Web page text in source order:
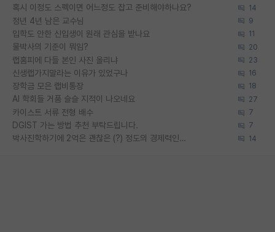
혹시 이정도 스펙이면 어느정도 잡고 준비해야하나요? 14
정년 4년 남은 교수님 9
입학도 안한 신입생이 원래 관심을 받나요 11
물박사의 기준이 뭐임? 20
랩홈피에 다들 본인 사진 올리냐 23
신생랩가지말라는 이유가 있었구나 16
장학금 모은 랩비통장 18
AI 학회들 거품 슬슬 지적이 나오네요 27
카이스트 서류 전형 배수 7
DGIST 가는 방법 추천 부탁드립니다. 7
박사진학하기에 2억은 괜찮은 (?) 정도의 경제력인가요 14